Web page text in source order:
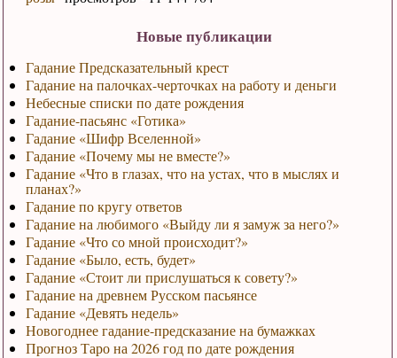
Новые публикации
Гадание Предсказательный крест
Гадание на палочках-черточках на работу и деньги
Небесные списки по дате рождения
Гадание-пасьянс «Готика»
Гадание «Шифр Вселенной»
Гадание «Почему мы не вместе?»
Гадание «Что в глазах, что на устах, что в мыслях и
планах?»
Гадание по кругу ответов
Гадание на любимого «Выйду ли я замуж за него?»
Гадание «Что со мной происходит?»
Гадание «Было, есть, будет»
Гадание «Стоит ли прислушаться к совету?»
Гадание на древнем Русском пасьянсе
Гадание «Девять недель»
Новогоднее гадание-предсказание на бумажках
Прогноз Таро на 2026 год по дате рождения